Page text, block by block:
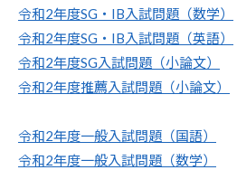
令和2年度SG・IB入試問題（数学）
令和2年度SG・IB入試問題（英語）
令和2年度SG入試問題（小論文）
令和2年度推薦入試問題（小論文）
令和2年度一般入試問題（国語）
令和2年度一般入試問題（数学）